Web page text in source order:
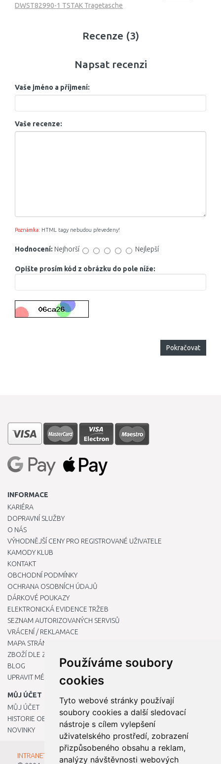
Používáme soubory
cookies
Tyto webové stránky používají
soubory cookies a další sledovací
nástroje s cílem vylepšení
uživatelského prostředí, zobrazení
přizpůsobeného obsahu a reklam,
analýzy návštěvnosti webových
DWST82990-1 TSTAK Tragetasche
Recenze (3)
Napsat recenzi
Vaše jméno a příjmení:
Vaše recenze:
Poznámka: HTML tagy nebudou převedeny!
Hodnocení: Nejhorší Nejlepší
Opište prosím kód z obrázku do pole níže:
Pokračovat
INFORMACE
KARIÉRA
DOPRAVNÍ SLUŽBY
O NÁS
VÝHODNĚJŠÍ CENY PRO REGISTROVANÉ UŽIVATELE
KAMODY KLUB
KONTAKT
OBCHODNÍ PODMÍNKY
OCHRANA OSOBNÍCH ÚDAJŮ
DÁRKOVÉ POUKAZY
ELEKTRONICKÁ EVIDENCE TRŽEB
SEZNAM AUTORIZOVANÝCH SERVISŮ
VRÁCENÍ / REKLAMACE
MAPA STRÁNKY
ZBOŽÍ DLE ZNAČEK
BLOG
UPRAVIT MÉ PŘEDVOLBY COOKIES
MŮJ ÚČET
MŮJ ÚČET
HISTORIE OBJEDNÁVEK
NOVINKY
INTRANET - Přihlášení pro zaměstnance